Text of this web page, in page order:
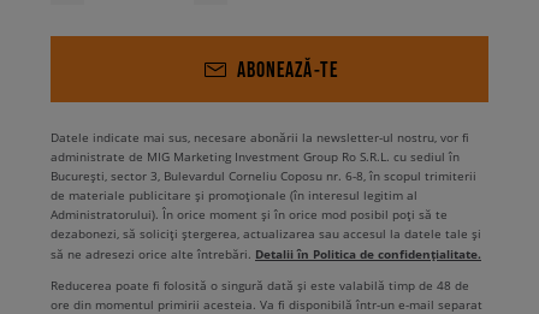
ABONEAZĂ-TE
Datele indicate mai sus, necesare abonării la newsletter-ul nostru, vor fi
administrate de MIG Marketing Investment Group Ro S.R.L. cu sediul în
București, sector 3, Bulevardul Corneliu Coposu nr. 6-8, în scopul trimiterii
de materiale publicitare și promoționale (în interesul legitim al
Administratorului). În orice moment și în orice mod posibil poți să te
dezabonezi, să soliciți ștergerea, actualizarea sau accesul la datele tale și
să ne adresezi orice alte întrebări. Detalii în Politica de confidențialitate.
Reducerea poate fi folosită o singură dată și este valabilă timp de 48 de
ore din momentul primirii acesteia. Va fi disponibilă într-un e-mail separat